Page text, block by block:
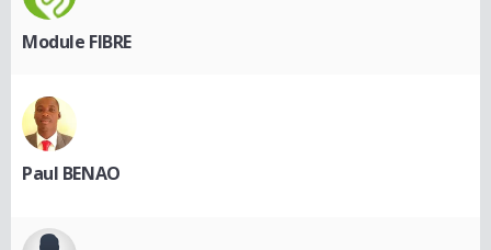
Module FIBRE
Paul BENAO